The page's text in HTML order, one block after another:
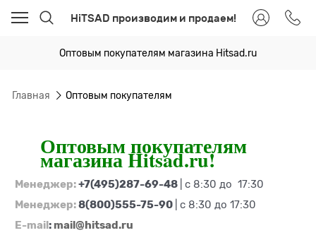
HiTSAD производим и продаем!
Оптовым покупателям магазина Hitsad.ru
Главная Оптовым покупателям
Оптовым покупателям
магазина Hitsad.ru!
Менеджер:+7(495)287-69-48 с 8:30 до 17:30
Менеджер:8(800)555-75-90 с 8:30 до 17:30
E-mail: mail@hitsad.ru